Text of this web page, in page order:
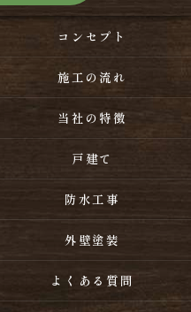
コンセプト
施工の流れ
当社の特徴
戸建て
防水工事
外壁塗装
よくある質問